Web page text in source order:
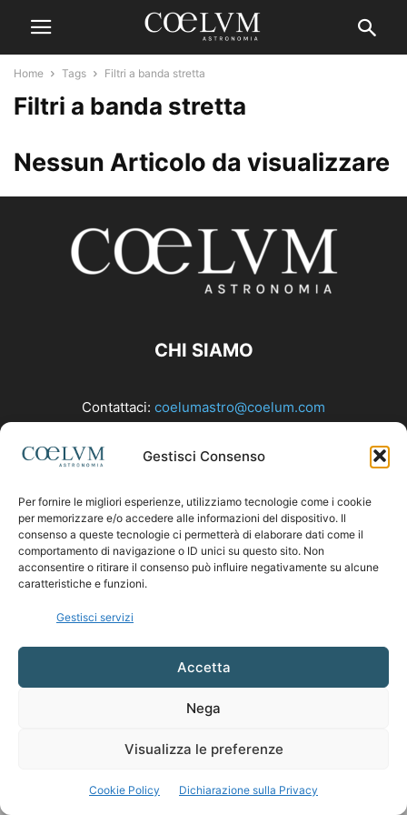
Gestisci Consenso
Per fornire le migliori esperienze, utilizziamo tecnologie come i cookie
per memorizzare e/o accedere alle informazioni del dispositivo. Il
consenso a queste tecnologie ci permetterà di elaborare dati come il
comportamento di navigazione o ID unici su questo sito. Non
acconsentire o ritirare il consenso può influire negativamente su alcune
caratteristiche e funzioni.
Gestisci servizi
Accetta
Nega
Visualizza le preferenze
Cookie Policy Dichiarazione sulla Privacy
Home Tags Filtri a banda stretta
Filtri a banda stretta
Nessun Articolo da visualizzare
CHI SIAMO
Contattaci: coelumastro@coelum.com
SEGUICI